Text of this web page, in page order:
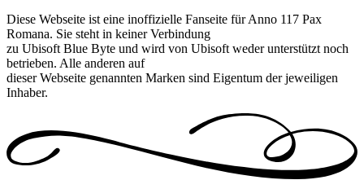
Diese Webseite ist eine inoffizielle Fanseite für Anno 117 Pax
Romana. Sie steht in keiner Verbindung
zu Ubisoft Blue Byte und wird von Ubisoft weder unterstützt noch
betrieben. Alle anderen auf
dieser Webseite genannten Marken sind Eigentum der jeweiligen
Inhaber.